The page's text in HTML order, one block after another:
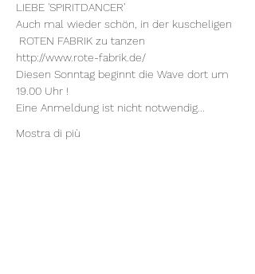
LIEBE 'SPIRITDANCER'
Auch mal wieder schön, in der kuscheligen
ROTEN FABRIK zu tanzen
http://www.rote-fabrik.de/
Diesen Sonntag beginnt die Wave dort um
19.00 Uhr !
Eine Anmeldung ist nicht notwendig...
Mostra di più